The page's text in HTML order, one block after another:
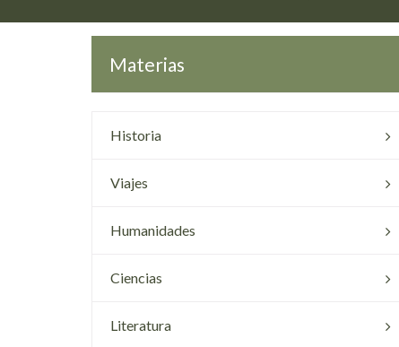
Materias
Historia
Viajes
Humanidades
Ciencias
Literatura